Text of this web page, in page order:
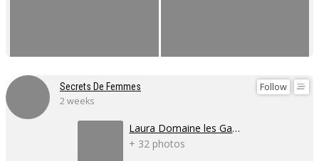
Follow
Secrets De Femmes
2 weeks
Laura Domaine les Gaillardoux
+ 32 photos